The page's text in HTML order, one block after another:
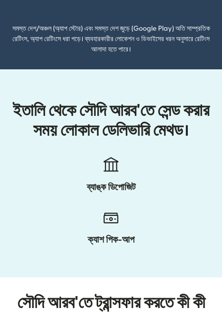
সমস্ত দেশ/অঞ্চল (অ্যাপ স্টোর) এবং সমস্ত দেশ জুড়ে (Google Play) অতি সাম্প্রতিক
রেটিংস, অ্যাপ রেটিংসে ধরা পড়ে। ব্যবহারকারীর লোকেশন ও ডিভাইসের ধরন অনুসারে রেটিংস
আলাদা হতে পারে।
ইতালি থেকে সৌদি আরব'তে সেন্ড করার
সময় লোকাল ডেলিভারি মেথড।
ব্যাঙ্ক ডিপোজিট
ক্যাশ পিক-আপ
সৌদি আরব'তে ট্রান্সফার করতে কী কী